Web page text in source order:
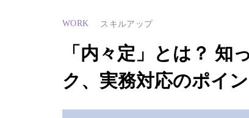
WORK スキルアップ
「内々定」とは？ 知
ク、実務対応のポイ